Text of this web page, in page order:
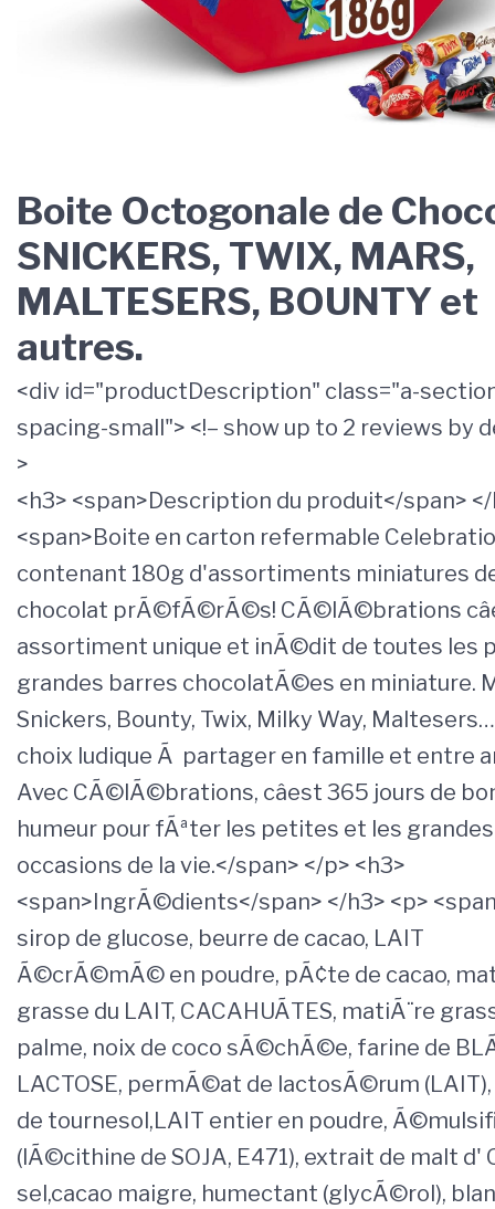
Boite Octogonale de
SNICKERS, TWIX, MARS,
MALTESERS, BOUNTY et
autres.
<div id="productDescription" class="a-
spacing-small"> <!– show up to 2 reviews by
>
<h3> <span>Description du produit</span> </
<span>Boite en carton refermable
contenant 180g d'assortiments miniatures
chocolat prÃ©fÃ©rÃ©s! CÃ©lÃ©brations
assortiment unique et inÃ©dit de toutes les
grandes barres chocolatÃ©es en miniature.
Snickers, Bounty, Twix, Milky Way,
choix ludique Ã partager en famille et entre
Avec CÃ©lÃ©brations, câest 365 jours de
humeur pour fÃªter les petites et les grandes
occasions de la vie.</span> </p> <h3>
<span>IngrÃ©dients</span> </h3> <p>
sirop de glucose, beurre de cacao, LAIT
Ã©crÃ©mÃ© en poudre, pÃ¢te de cacao,
grasse du LAIT, CACAHUÃTES, matiÃ¨re
palme, noix de coco sÃ©chÃ©e, farine de
LACTOSE, permÃ©at de lactosÃ©rum
de tournesol,LAIT entier en poudre,
(lÃ©cithine de SOJA, E471), extrait de malt d'
sel,cacao maigre, humectant (glycÃ©rol),